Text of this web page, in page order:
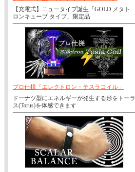
【充電式】ニュータイプ誕生「GOLD メタト
ロンキューブ タイプ」限定品
プロ仕様「エレクトロン・テスラコイル」
ドーナツ型にエネルギーが発生する形をトーラ
ス(Torus)を体感できます